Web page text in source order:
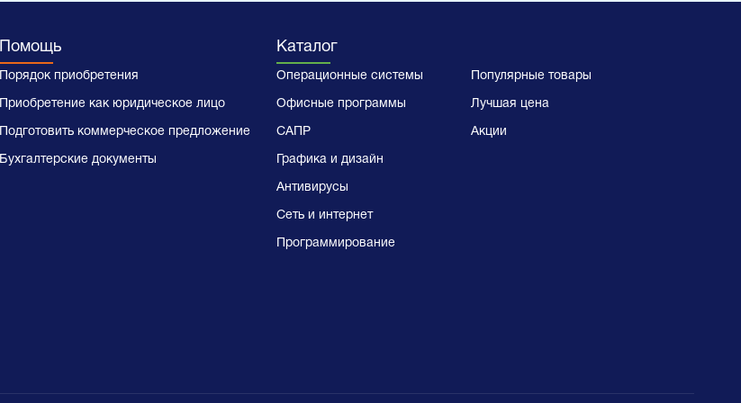
Помощь
Порядок приобретения
Приобретение как юридическое лицо
Подготовить коммерческое предложение
Бухгалтерские документы
Каталог
Операционные системы
Офисные программы
САПР
Графика и дизайн
Антивирусы
Сеть и интернет
Программирование
Популярные товары
Лучшая цена
Акции